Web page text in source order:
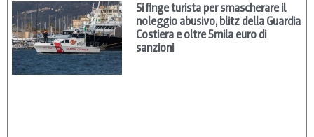
Si finge turista per smascherare il
noleggio abusivo, blitz della Guardia
Costiera e oltre 5mila euro di
sanzioni